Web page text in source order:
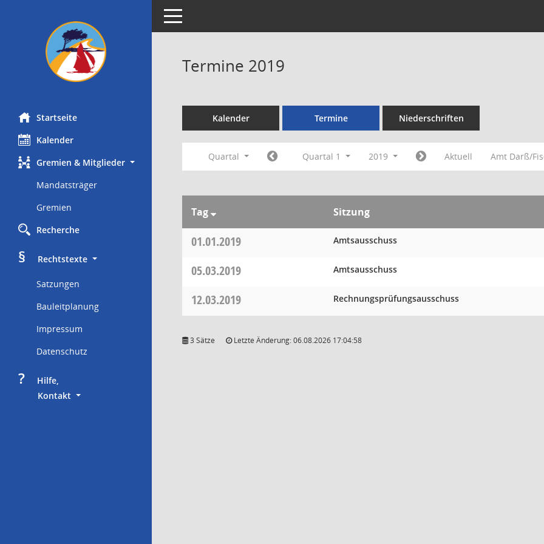
Startseite
Kalender
Gremien & Mitglieder
Mandatsträger
Gremien
Recherche
§
     Rechtstexte
Satzungen
Bauleitplanung
Impressum
Datenschutz
?
     Hilfe,
Kontakt
Toggle navigation
Termine 2019
Kalender Termine Niederschriften
Quartal Quartal 1 2019 Aktuell Amt Darß/
Tag Sitzung
01.01.2019 Amtsausschuss
05.03.2019 Amtsausschuss
12.03.2019 Rechnungsprüfungsausschuss
3 Sätze Letzte Änderung: 06.08.2026 17:04:58